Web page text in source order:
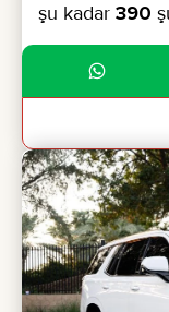
şu kadar 390